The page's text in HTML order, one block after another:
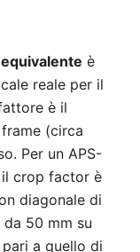
è
reale per il
è il
(circa
Per un APS-
crop factor è
diagonale di
50 mm su
a quello di